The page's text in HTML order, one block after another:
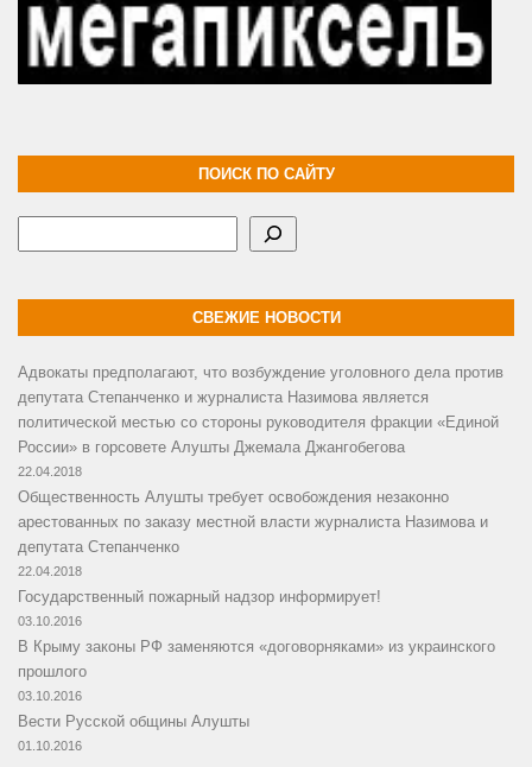
ПОИСК ПО САЙТУ
СВЕЖИЕ НОВОСТИ
Адвокаты предполагают, что возбуждение уголовного дела против
депутата Степанченко и журналиста Назимова является
политической местью со стороны руководителя фракции «Единой
России» в горсовете Алушты Джемала Джангобегова
22.04.2018
Общественность Алушты требует освобождения незаконно
арестованных по заказу местной власти журналиста Назимова и
депутата Степанченко
22.04.2018
Государственный пожарный надзор информирует!
03.10.2016
В Крыму законы РФ заменяются «договорняками» из украинского
прошлого
03.10.2016
Вести Русской общины Алушты
01.10.2016